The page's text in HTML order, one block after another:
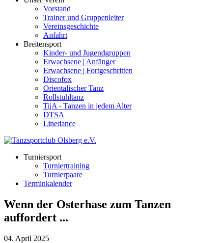
Vorstand
Trainer und Gruppenleiter
Vereinsgeschichte
Anfahrt
Breitensport
Kinder- und Jugendgruppen
Erwachsene | Anfänger
Erwachsene | Fortgeschritten
Discofox
Orientalischer Tanz
Rollstuhltanz
TijA - Tanzen in jedem Alter
DTSA
Linedance
Turniersport
Turniertraining
Turnierpaare
Terminkalender
Wenn der Osterhase zum Tanzen
auffordert ...
04. April 2025